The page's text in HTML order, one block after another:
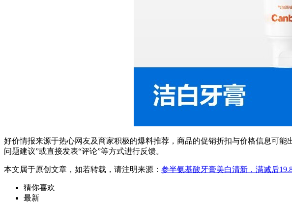
好价情报来源于热心网友及商家积极的爆料推荐，商品的促销折扣与价格信息可
问题建议”或直接发表“评论”等方式进行反馈。
本文属于原创文章，如若转载，请注明来源： 参半氨基酸牙膏美白清新，满减后
猜你喜欢
最新